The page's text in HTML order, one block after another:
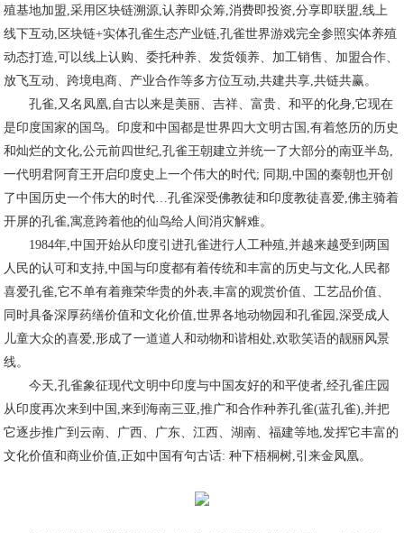
殖基地加盟,采用区块链溯源,认养即众筹,消费即投资,分享即联盟,线上
线下互动,区块链+实体孔雀生态产业链,孔雀世界游戏完全参照实体养殖
动态打造,可以线上认购、委托种养、发货领养、加工销售、加盟合作、
放飞互动、跨境电商、产业合作等多方位互动,共建共享,共链共赢。
孔雀,又名凤凰,自古以来是美丽、吉祥、富贵、和平的化身,它现在
是印度国家的国鸟。印度和中国都是世界四大文明古国,有着悠历的历史
和灿烂的文化,公元前四世纪,孔雀王朝建立并统一了大部分的南亚半岛,
一代明君阿育王开启印度史上一个伟大的时代; 同期,中国的秦朝也开创
了中国历史一个伟大的时代…孔雀深受佛教徒和印度教徒喜爱,佛主骑着
开屏的孔雀,寓意跨着他的仙鸟给人间消灾解难。
1984年,中国开始从印度引进孔雀进行人工种殖,并越来越受到两国
人民的认可和支持,中国与印度都有着传统和丰富的历史与文化,人民都
喜爱孔雀,它不单有着雍荣华贵的外表,丰富的观赏价值、工艺品价值、
同时具备深厚药缮价值和文化价值,世界各地动物园和孔雀园,深受成人
儿童大众的喜爱,形成了一道道人和动物和谐相处,欢歌笑语的靓丽风景
线。
今天,孔雀象征现代文明中印度与中国友好的和平使者,经孔雀庄园
从印度再次来到中国,来到海南三亚,推广和合作种养孔雀(蓝孔雀),并把
它逐步推广到云南、广西、广东、江西、湖南、福建等地,发挥它丰富的
文化价值和商业价值,正如中国有句古话: 种下梧桐树,引来金凤凰。